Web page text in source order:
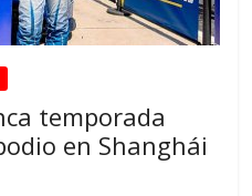
temporada
en Shanghái